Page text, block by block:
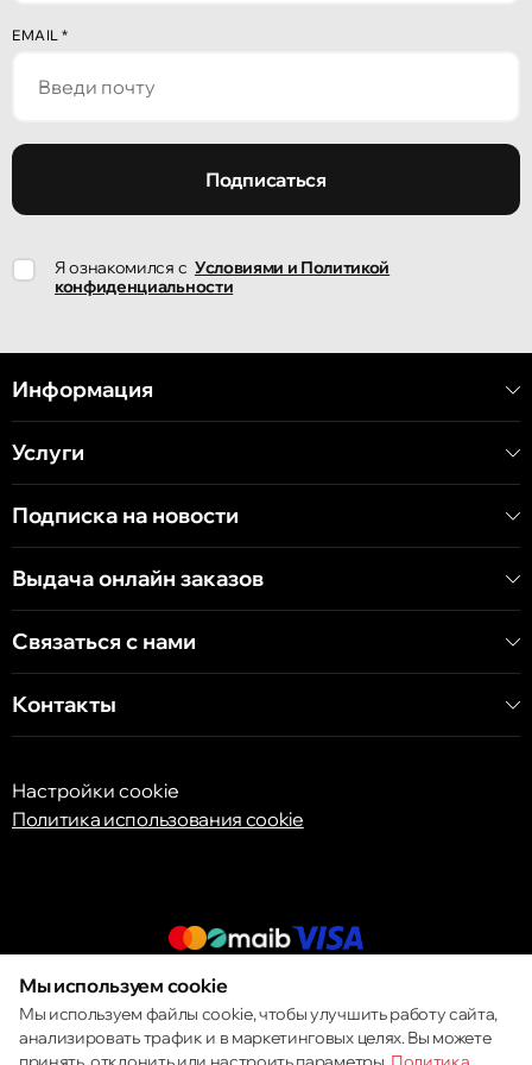
улица Ион Крянгэ, 78
Кишинёв
Хынчештское шоссе, 60/4
бульвар Дечебал, 139
EMAIL *
Подписаться
Я ознакомился с Условиями и Политикой
конфиденциальности
Информация
Услуги
Подписка на новости
Выдача онлайн заказов
Связаться с нами
Контакты
Настройки cookie
Политика использования cookie
© 2013 – 2026 ECOM
Мы используем cookie
Мы используем файлы cookie, чтобы улучшить работу сайта,
анализировать трафик и в маркетинговых целях. Вы можете